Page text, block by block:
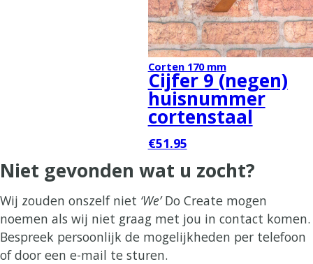
Corten 170 mm
Cijfer 9 (negen)
huisnummer
cortenstaal
€51.95
Niet gevonden wat u zocht?
Wij zouden onszelf niet ‘We’Do Create mogen
noemen als wij niet graag met jou in contact komen.
Bespreek persoonlijk de mogelijkheden per telefoon
of door een e-mail te sturen.